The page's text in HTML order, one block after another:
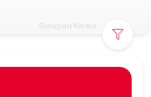
Sonuçları filtrele